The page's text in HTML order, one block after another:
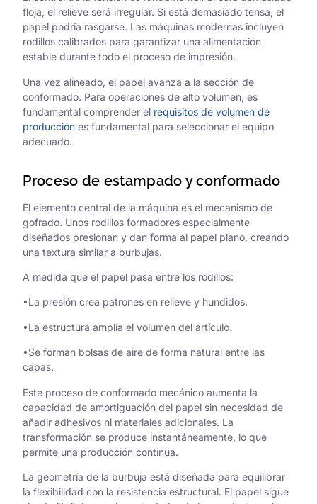
floja, el relieve será irregular. Si está demasiado tensa, el
papel podría rasgarse. Las máquinas modernas incluyen
rodillos calibrados para garantizar una alimentación
estable durante todo el proceso de impresión.
Una vez alineado, el papel avanza a la sección de
conformado. Para operaciones de alto volumen, es
fundamental comprender el requisitos de volumen de
producción es fundamental para seleccionar el equipo
adecuado.
Proceso de estampado y conformado
El elemento central de la máquina es el mecanismo de
gofrado. Unos rodillos formadores especialmente
diseñados presionan y dan forma al papel plano, creando
una textura similar a burbujas.
A medida que el papel pasa entre los rodillos:
•La presión crea patrones en relieve y hundidos.
•La estructura amplía el volumen del artículo.
•Se forman bolsas de aire de forma natural entre las
capas.
Este proceso de conformado mecánico aumenta la
capacidad de amortiguación del papel sin necesidad de
añadir adhesivos ni materiales adicionales. La
transformación se produce instantáneamente, lo que
permite una producción continua.
La geometría de la burbuja está diseñada para equilibrar
la flexibilidad con la resistencia estructural. El papel sigue